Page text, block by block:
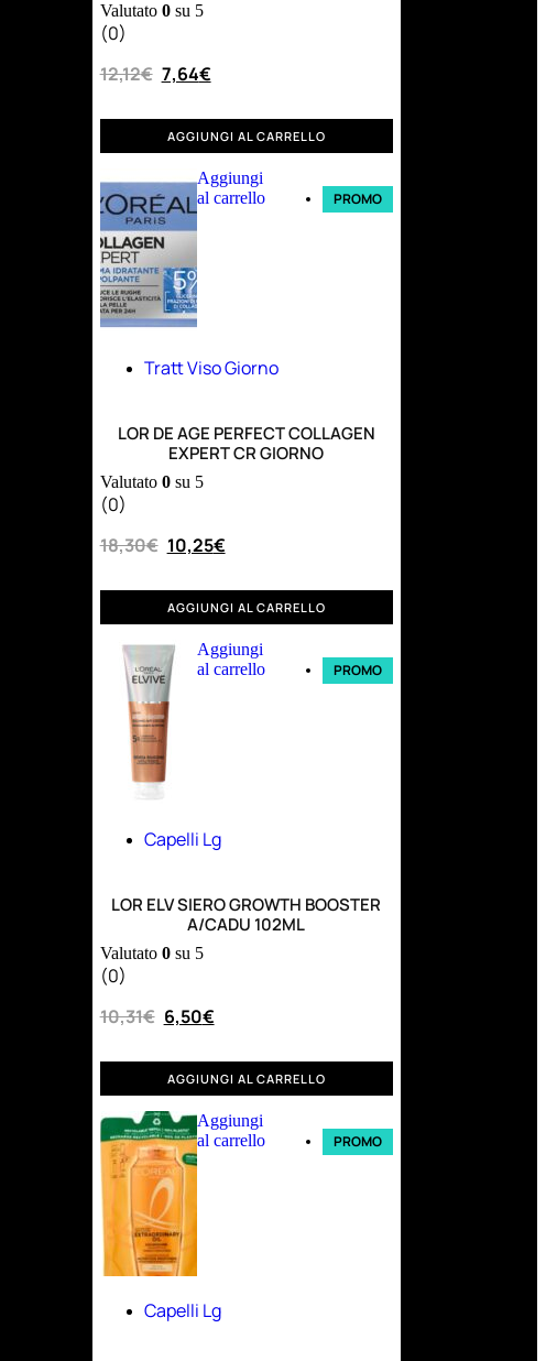
Valutato 0su 5
(0)
12,12€ 7,64€
AGGIUNGI AL CARRELLO
Aggiungi
al carrello
PROMO
Tratt Viso Giorno
LOR DE AGE PERFECT COLLAGEN
EXPERT CR GIORNO
Valutato 0su 5
(0)
18,30€ 10,25€
AGGIUNGI AL CARRELLO
Aggiungi
al carrello
PROMO
Capelli Lg
LOR ELV SIERO GROWTH BOOSTER
A/CADU 102ML
Valutato 0su 5
(0)
10,31€ 6,50€
AGGIUNGI AL CARRELLO
Aggiungi
al carrello
PROMO
Capelli Lg